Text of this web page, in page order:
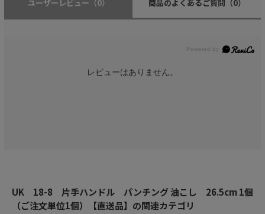
ユーザーレビュー （0） 商品のよくあるご質問 （0）
レビューはありません。
UK 18-8 片手ハンドル パンチング 油こし 26.5cm 1個
（ご注文単位1個）【直送品】の関連カテゴリ